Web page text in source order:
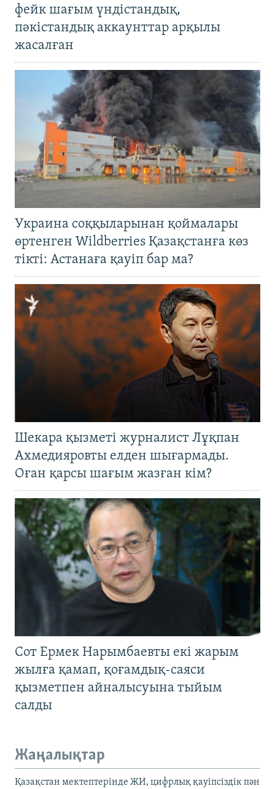
фейк шағым үндістандық,
пәкістандық аккаунттар арқылы
жасалған
Украина соққыларынан қоймалары
өртенген Wildberries Қазақстанға көз
тікті: Астанаға қауіп бар ма?
Шекара қызметі журналист Лұқпан
Ахмедияровты елден шығармады.
Оған қарсы шағым жазған кім?
Сот Ермек Нарымбаевты екі жарым
жылға қамап, қоғамдық-саяси
қызметпен айналысуына тыйым
салды
Жаңалықтар
Қазақстан мектептерінде ЖИ, цифрлық қауіпсіздік пән